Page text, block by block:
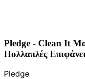
Pledge - Clean It
Πολλαπλές
Pledge